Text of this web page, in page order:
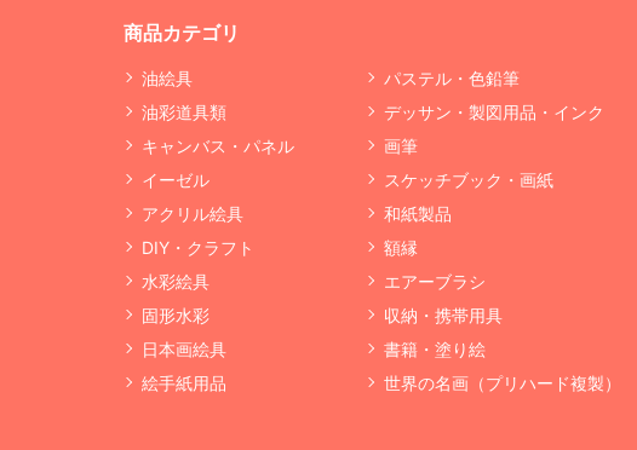
商品カテゴリ
油絵具
油彩道具類
キャンバス・パネル
イーゼル
アクリル絵具
DIY・クラフト
水彩絵具
固形水彩
日本画絵具
絵手紙用品
パステル・色鉛筆
デッサン・製図用品・インク
画筆
スケッチブック・画紙
和紙製品
額縁
エアーブラシ
収納・携帯用具
書籍・塗り絵
世界の名画（プリハード複製）